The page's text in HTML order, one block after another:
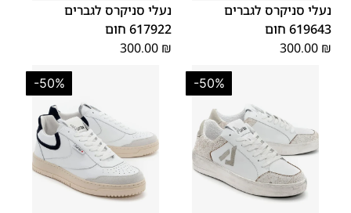
נעלי סניקרס לגברים
619643 חום
300.00 ₪
נעלי סניקרס לגברים
617922 חום
300.00 ₪
-50%
-50%